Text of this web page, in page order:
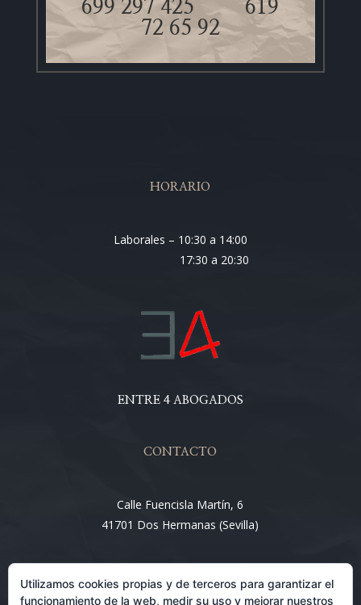
699 297 425619
72 65 92
HORARIO
Laborales – 10:30 a 14:00
17:30 a 20:30
ENTRE 4 ABOGADOS
CONTACTO
Calle Fuencisla Martín, 6
41701 Dos Hermanas (Sevilla)
info@entre4abogados.com
Utilizamos cookies propias y de terceros para garantizar el
funcionamiento de la web, medir su uso y mejorar nuestros